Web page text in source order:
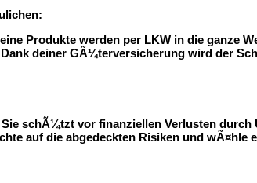
Produkte werden per LKW in die ganze
deiner GÃ¼terversicherung wird der
schÃ¼tzt vor finanziellen Verlusten durch
auf die abgedeckten Risiken und